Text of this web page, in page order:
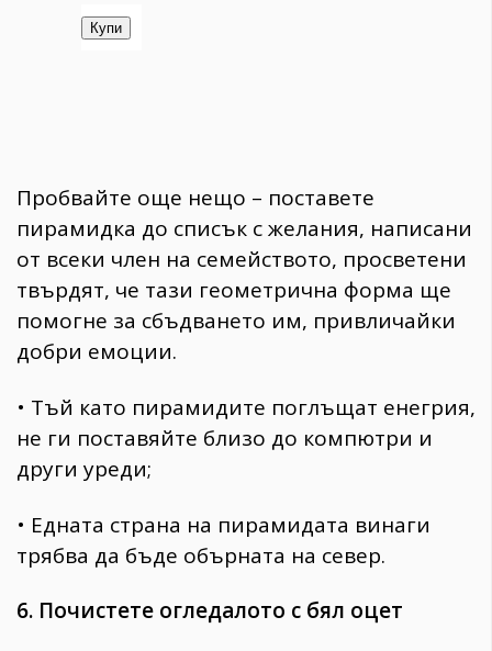
Пробвайте още нещо – поставете
пирамидка до списък с желания, написани
от всеки член на семейството, просветени
твърдят, че тази геометрична форма ще
помогне за сбъдването им, привличайки
добри емоции.
• Тъй като пирамидите поглъщат енегрия,
не ги поставяйте близо до компютри и
други уреди;
• Едната страна на пирамидата винаги
трябва да бъде обърната на север.
6. Почистете огледалото с бял оцет